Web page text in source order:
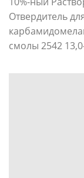
Отвердитель
смолы 2542